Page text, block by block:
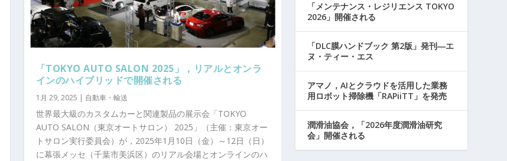
「TOKYO AUTO SALON 2025」，リアルとオンラ
インのハイブリッドで開催される
1月 29, 2025 | 自動車・輸送
世界最大級のカスタムカーと関連製品の展示会「TOKYO
AUTO SALON（東京オートサロン） 2025」（主催：東京オー
トサロン実行委員会）が，2025年1月10日（金）～12日（日）
に幕張メッセ（千葉市美浜区）のリアル会場とオンラインのハ
「メンテナンス・レジリエンス TOKYO
2026」開催される
「DLC膜ハンドブック 第2版」発刊―エ
ヌ・ティー・エス
アマノ，AIとクラウドを活用した業務
用ロボット掃除機「RAPiiTT」を発売
潤滑油協会，「2026年度潤滑油研究
会」開催される